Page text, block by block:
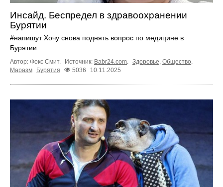
Инсайд. Беспредел в здравоохранении
Бурятии
#напишут Хочу снова поднять вопрос по медицине в
Бурятии.
Автор: Фокс Смит. Источник: Babr24.com. Здоровье, Общество,
Маразм
Бурятия 5036 10.11.2025